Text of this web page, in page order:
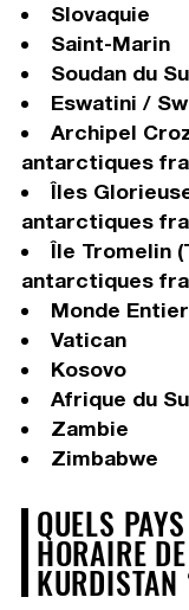
Slovaquie
Saint-Marin
Soudan du
Eswatini /
Archipel
antarctiques
Îles
antarctiques
Île Tromelin
antarctiques
Monde Entier
Vatican
Kosovo
Afrique du
Zambie
Zimbabwe
QUELS
HORAIRE
KURDISTAN